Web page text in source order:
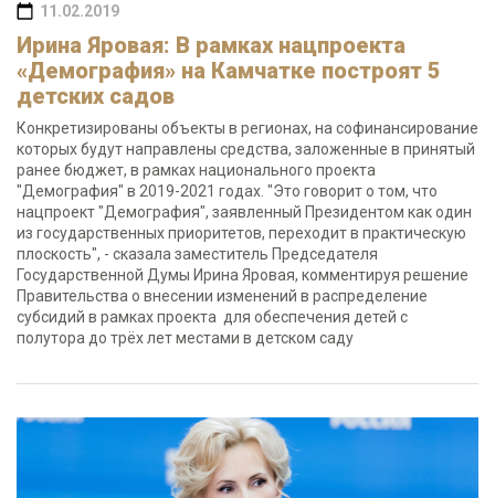
11.02.2019
Ирина Яровая: В рамках нацпроекта
«Демография» на Камчатке построят 5
детских садов
Конкретизированы объекты в регионах, на софинансирование
которых будут направлены средства, заложенные в принятый
ранее бюджет, в рамках национального проекта
"Демография" в 2019-2021 годах. "Это говорит о том, что
нацпроект "Демография", заявленный Президентом как один
из государственных приоритетов, переходит в практическую
плоскость", - сказала заместитель Председателя
Государственной Думы Ирина Яровая, комментируя решение
Правительства о внесении изменений в распределение
субсидий в рамках проекта для обеспечения детей с
полутора до трёх лет местами в детском саду